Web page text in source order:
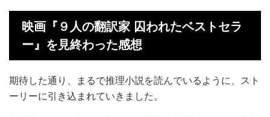
映画『９人の翻訳家 囚われたベストセラ
ー』を見終わった感想
期待した通り、まるで推理小説を読んでいるように、スト
ーリーに引き込まれていきました。